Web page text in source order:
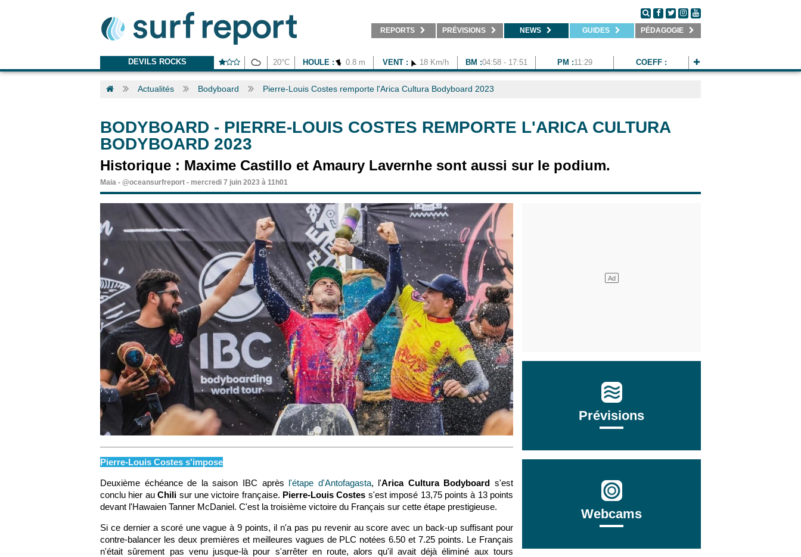
REPORTS PRÉVISIONS NEWS GUIDES PÉDAGOGIE
DEVILS ROCKS 20°C HOULE : 0.8 m VENT : 18 Km/h BM :04:58 - 17:51 PM :11:29 COEFF :
Actualités Bodyboard Pierre-Louis Costes remporte l'Arica Cultura Bodyboard 2023
BODYBOARD - PIERRE-LOUIS COSTES REMPORTE L'ARICA CULTURA
BODYBOARD 2023
Historique : Maxime Castillo et Amaury Lavernhe sont aussi sur le podium.
Maia - @oceansurfreport - mercredi 7 juin 2023 à 11h01
Pierre-Louis Costes s'impose
Deuxième échéance de la saison IBC après l'étape d'Antofagasta, l'Arica Cultura Bodyboards'est
conclu hier auChili sur une victoire française. Pierre-Louis Costes s'est imposé 13,75 points à 13 points
devant l'Hawaien Tanner McDaniel. C'est la troisième victoire du Français sur cette étape prestigieuse.
Si ce dernier a scoré une vague à 9 points, il n'a pas pu revenir au score avec un back-up suffisant pour
contre-balancer les deux premières et meilleures vagues de PLC notées 6.50 et 7.25 points. Le Français
n'était sûrement pas venu jusque-là pour s'arrêter en route, alors qu'il avait déjà éliminé aux tours
Prévisions
Webcams